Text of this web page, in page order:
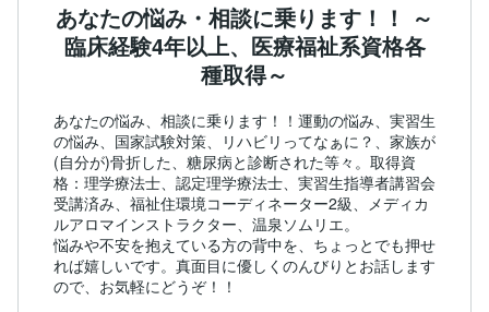
あなたの悩み・相談に乗ります！！ ～
臨床経験4年以上、医療福祉系資格各
種取得～
あなたの悩み、相談に乗ります！！運動の悩み、実習生
の悩み、国家試験対策、リハビリってなぁに？、家族が
(自分が)骨折した、糖尿病と診断された等々。取得資
格：理学療法士、認定理学療法士、実習生指導者講習会
受講済み、福祉住環境コーディネーター2級、メディカ
ルアロマインストラクター、温泉ソムリエ。
悩みや不安を抱えている方の背中を、ちょっとでも押せ
れば嬉しいです。真面目に優しくのんびりとお話します
ので、お気軽にどうぞ！！